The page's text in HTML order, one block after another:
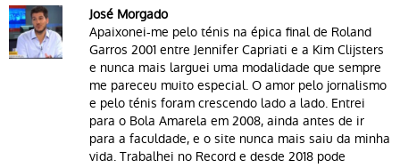
José Morgado
Apaixonei-me pelo ténis na épica final de Roland
Garros 2001 entre Jennifer Capriati e a Kim Clijsters
e nunca mais larguei uma modalidade que sempre
me pareceu muito especial. O amor pelo jornalismo
e pelo ténis foram crescendo lado a lado. Entrei
para o Bola Amarela em 2008, ainda antes de ir
para a faculdade, e o site nunca mais saiu da minha
vida. Trabalhei no Record e desde 2018 pode